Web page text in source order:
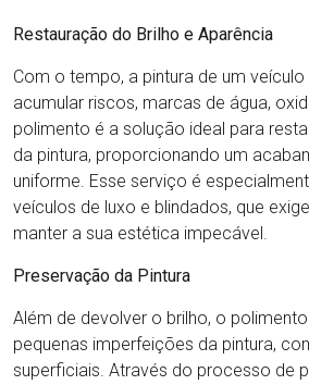
Restauração do Brilho e Aparência
Com o tempo, a pintura de um
acumular riscos, marcas de água,
polimento é a solução ideal para
da pintura, proporcionando um
uniforme. Esse serviço é
veículos de luxo e blindados, que
manter a sua estética impecável.
Preservação da Pintura
Além de devolver o brilho, o
pequenas imperfeições da pintura,
superficiais. Através do processo de